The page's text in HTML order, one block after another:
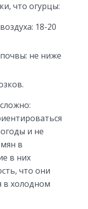
что огурцы:
18-20
не ниже
и не
в
в них
что они
в холодном